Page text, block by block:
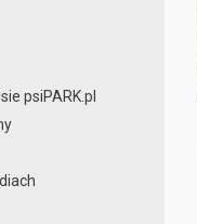
psiPARK.pl